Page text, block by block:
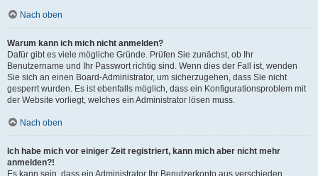
Nach oben
Warum kann ich mich nicht anmelden?
Dafür gibt es viele mögliche Gründe. Prüfen Sie zunächst, ob Ihr
Benutzername und Ihr Passwort richtig sind. Wenn dies der Fall ist, wenden
Sie sich an einen Board-Administrator, um sicherzugehen, dass Sie nicht
gesperrt wurden. Es ist ebenfalls möglich, dass ein Konfigurationsproblem mit
der Website vorliegt, welches ein Administrator lösen muss.
Nach oben
Ich habe mich vor einiger Zeit registriert, kann mich aber nicht mehr
anmelden?!
Es kann sein, dass ein Administrator Ihr Benutzerkonto aus verschieden